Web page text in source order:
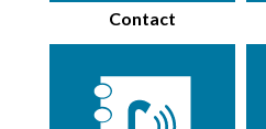
Contact